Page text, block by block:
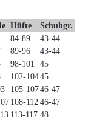
Hüfte
Schuhgr.
84-89
43-44
89-96
43-44
98-101
45
102-10445
105-10746-47
108-112 46-47
113-117 48